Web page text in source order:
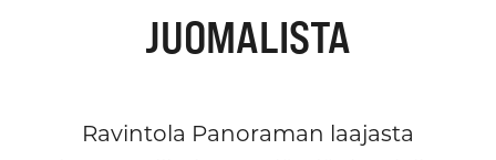
JUOMALISTA
Ravintola Panoraman laajasta